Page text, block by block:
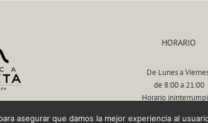
HORARIO
De Lunes a
de 8:00 a 21:00
Horario
asegurar que damos la mejor experiencia al